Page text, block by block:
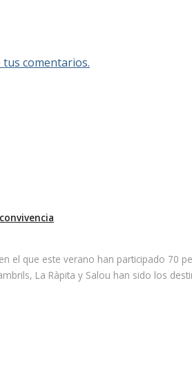
tus comentarios.
el que este verano han participado 70
La Ràpita y Salou han sido los